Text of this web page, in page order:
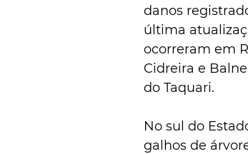
danos
última
ocorreram em
Cidreira e
do Taquari.
No sul do
galhos de